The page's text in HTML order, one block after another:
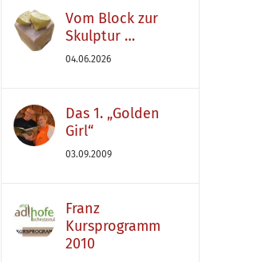
Vom Block zur
Skulptur …
04.06.2026
Das 1. „Golden
Girl“
03.09.2009
Franz
Kursprogramm
2010